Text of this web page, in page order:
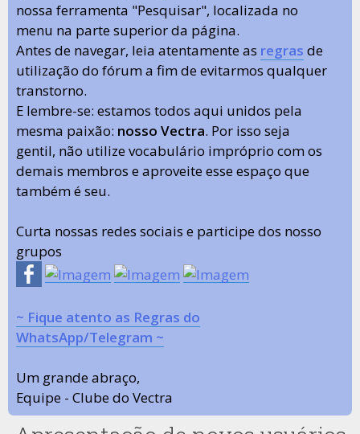
nossa ferramenta "Pesquisar", localizada no
menu na parte superior da página.
Antes de navegar, leia atentamente as regras de
utilização do fórum a fim de evitarmos qualquer
transtorno.
E lembre-se: estamos todos aqui unidos pela
mesma paixão: nosso Vectra. Por isso seja
gentil, não utilize vocabulário impróprio com os
demais membros e aproveite esse espaço que
também é seu.
Curta nossas redes sociais e participe dos nosso
grupos
~ Fique atento as Regras do
WhatsApp/Telegram ~
Um grande abraço,
Equipe - Clube do Vectra